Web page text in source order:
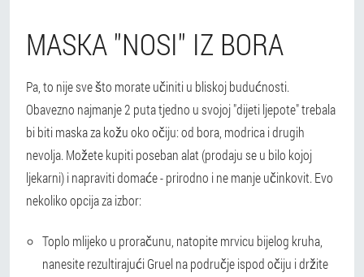
MASKA "NOSI" IZ BORA
Pa, to nije sve što morate učiniti u bliskoj budućnosti.
Obavezno najmanje 2 puta tjedno u svojoj "dijeti ljepote" trebala
bi biti maska za kožu oko očiju: od bora, modrica i drugih
nevolja. Možete kupiti poseban alat (prodaju se u bilo kojoj
ljekarni) i napraviti domaće - prirodno i ne manje učinkovit. Evo
nekoliko opcija za izbor:
Toplo mlijeko u proračunu, natopite mrvicu bijelog kruha,
nanesite rezultirajući Gruel na područje ispod očiju i držite